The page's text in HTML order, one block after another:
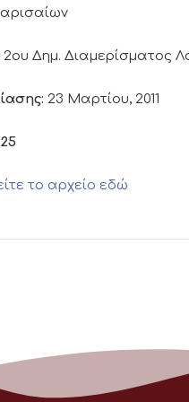
2ου Δημ. Διαμερίσματος
23 Μαρτίου, 2011
25
το αρχείο εδώ